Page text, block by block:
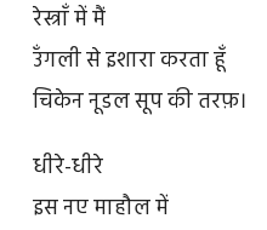
रेस्त्राँ में मैं
उँगली से इशारा करता हूँ
चिकेन नूडल सूप की तरफ़।
धीरे-धीरे
इस नए माहौल में